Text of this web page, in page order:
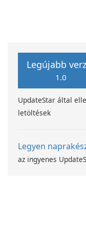
Legújabb
1.0
UpdateStar által
letöltések
Legyen
az ingyenes